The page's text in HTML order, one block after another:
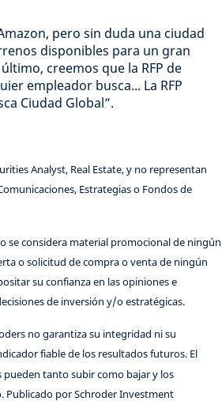
pero sin duda una ciudad
disponibles para un gran
creemos que la RFP de
empleador busca... La RFP
Ciudad Global”.
Analyst, Real Estate, y no representan
Estrategias o Fondos de
se considera material promocional de ningún
o solicitud de compra o venta de ningún
su confianza en las opiniones e
de inversión y/o estratégicas.
no garantiza su integridad ni su
fiable de los resultados futuros. El
pueden tanto subir como bajar y los
Publicado por Schroder Investment